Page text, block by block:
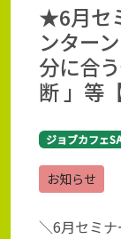
★6月セ
ンター
分に合
断 」等
ジョブカフェ
お知らせ
＼6月セミ